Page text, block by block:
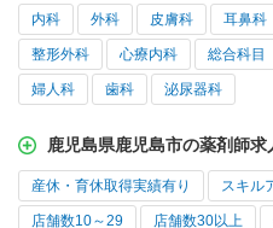
内科 外科 皮膚科 耳鼻科
整形外科 心療内科 総合科目
婦人科 歯科 泌尿器科
鹿児島県鹿児島市の薬剤師
産休・育休取得実績有り スキル
店舗数10～29 店舗数30以上